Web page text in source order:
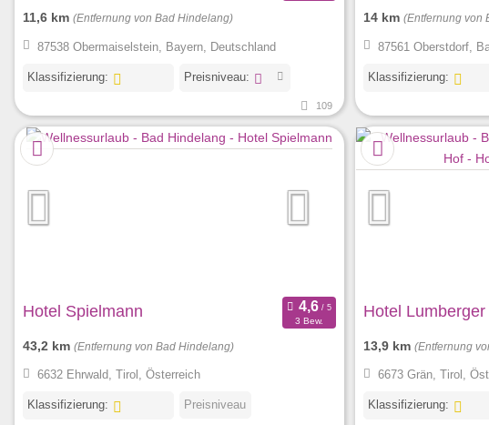
11,6 km (Entfernung von Bad Hindelang)
87538 Obermaiselstein, Bayern, Deutschland
Klassifizierung: Preisniveau:
109
14 km (Entfernung von
87561 Oberstdorf,
Klassifizierung:
Hotel Spielmann
3 Bew.
43,2 km (Entfernung von Bad Hindelang)
6632 Ehrwald, Tirol, Österreich
Klassifizierung: Preisniveau
Hotel
13,9 km (Entfernung
6673 Grän, Tirol,
Klassifizierung: